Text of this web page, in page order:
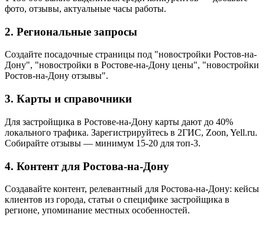
фото, отзывы, актуальные часы работы.
2. Региональные запросы
Создайте посадочные страницы под "новостройки Ростов-на-
Дону", "новостройки в Ростове-на-Дону цены", "новостройки
Ростов-на-Дону отзывы".
3. Карты и справочники
Для застройщика в Ростове-на-Дону карты дают до 40%
локального трафика. Зарегистрируйтесь в 2ГИС, Zoon, Yell.ru.
Собирайте отзывы — минимум 15-20 для топ-3.
4. Контент для Ростова-на-Дону
Создавайте контент, релевантный для Ростова-на-Дону: кейсы
клиентов из города, статьи о специфике застройщика в
регионе, упоминание местных особенностей.